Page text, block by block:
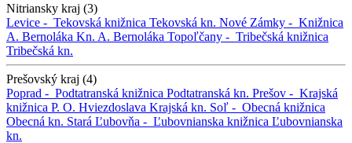
Nitriansky kraj (3)
Levice - Tekovská knižnica Tekovská kn. Nové Zámky - Knižnica
A. Bernoláka Kn. A. Bernoláka Topoľčany - Tribečská knižnica
Tribečská kn.
Prešovský kraj (4)
Poprad - Podtatranská knižnica Podtatranská kn. Prešov - Krajská
knižnica P. O. Hviezdoslava Krajská kn. Soľ - Obecná knižnica
Obecná kn. Stará Ľubovňa - Ľubovnianska knižnica Ľubovnianska
kn.